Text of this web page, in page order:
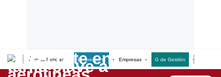
Últimas Noticias Empresas G Empresas G de Gestión
Lo último